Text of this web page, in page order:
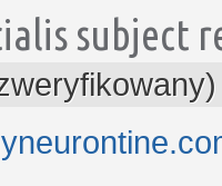
subject